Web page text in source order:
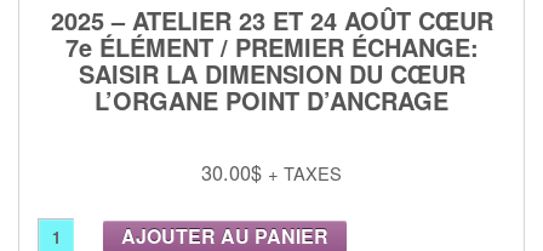
2025 – ATELIER 23 ET 24 AOÛT CŒUR
7e ÉLÉMENT / PREMIER ÉCHANGE:
SAISIR LA DIMENSION DU CŒUR
L’ORGANE POINT D’ANCRAGE
30.00$ + TAXES
AJOUTER AU PANIER